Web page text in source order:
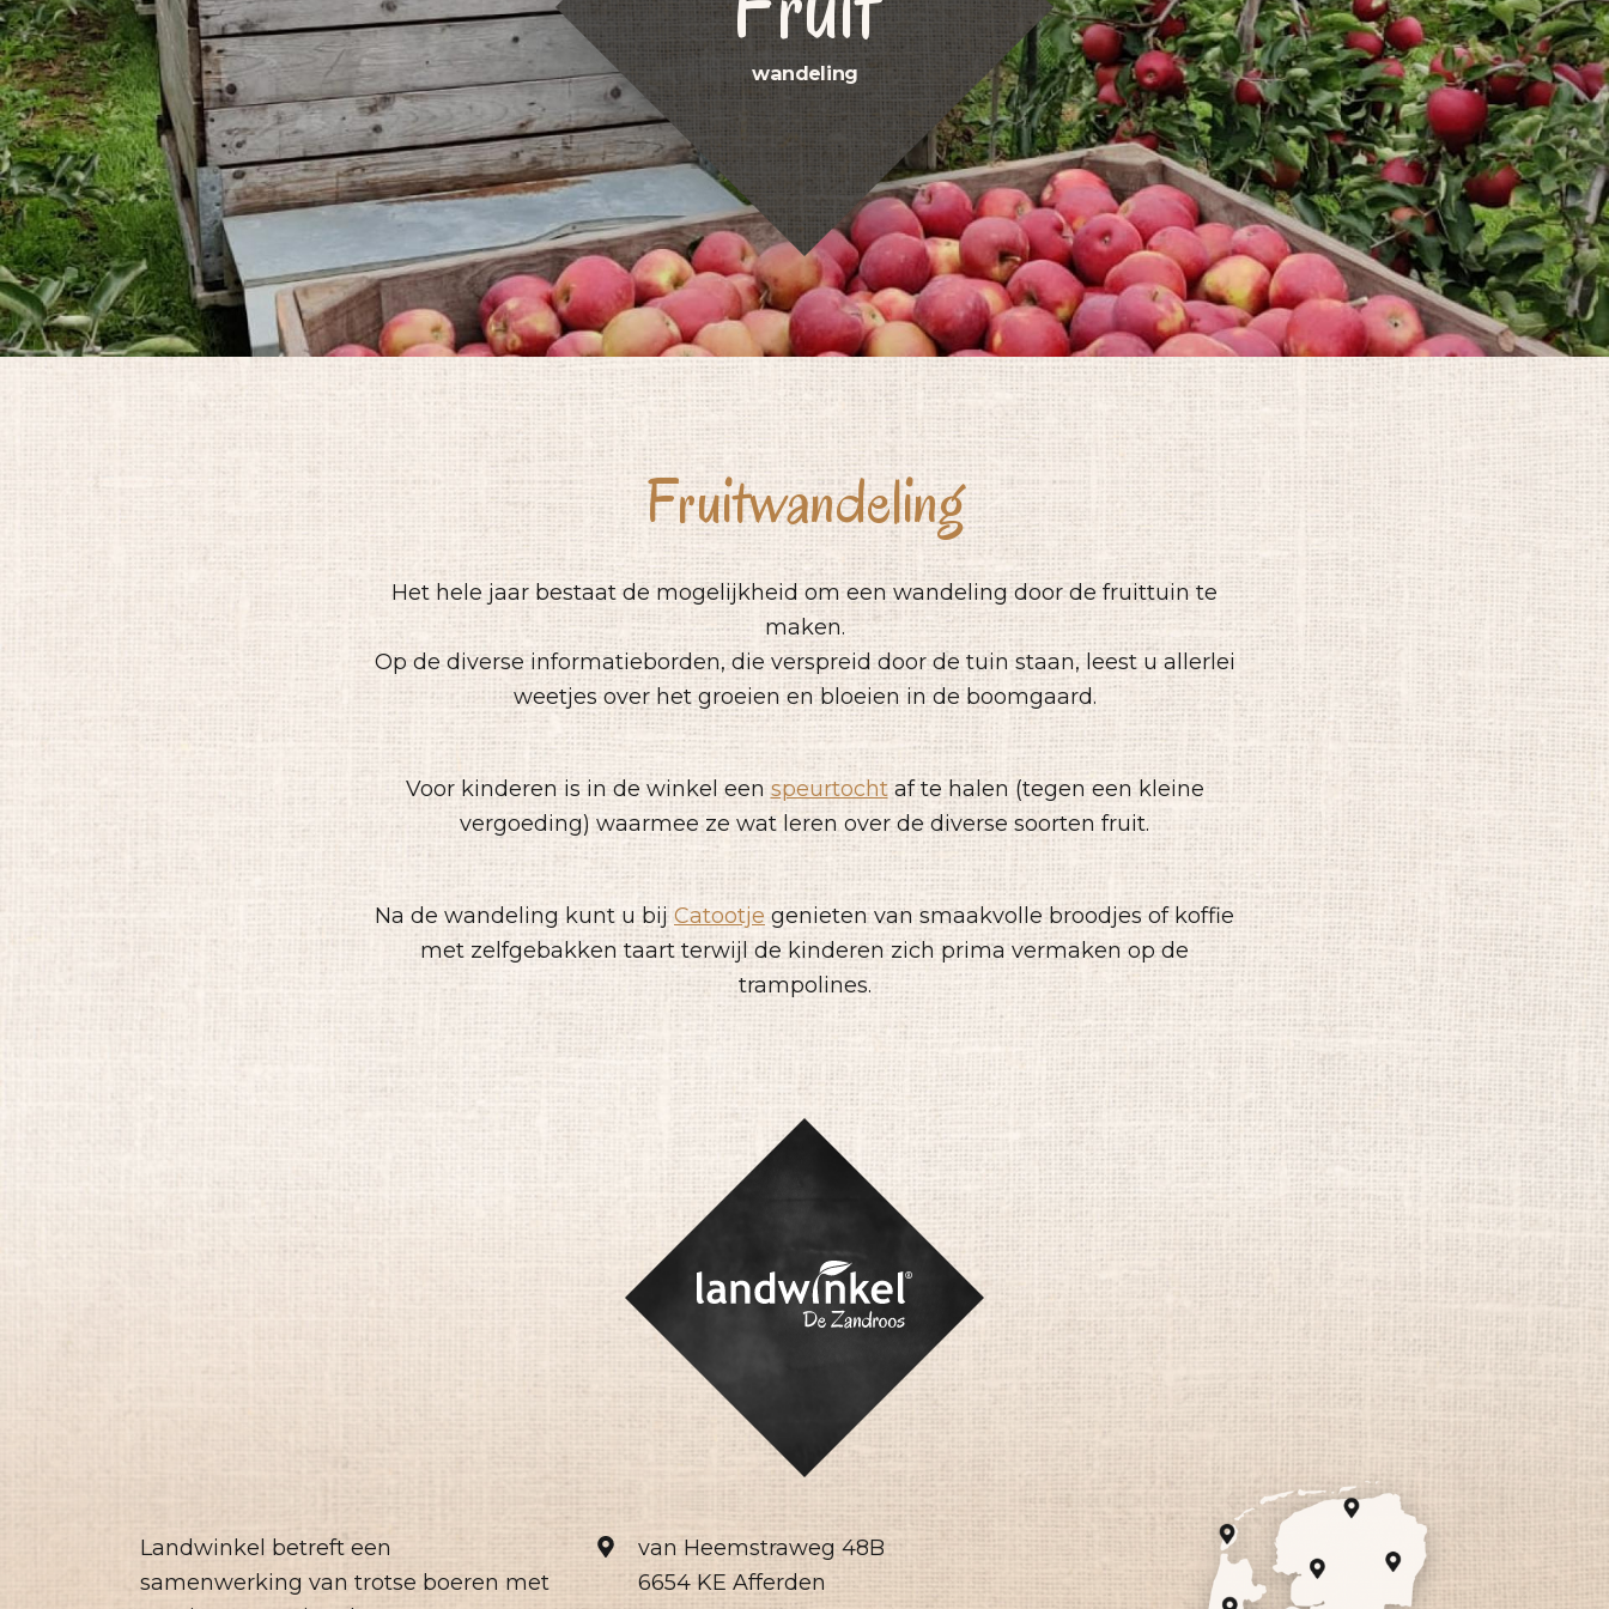
wandeling
Fruitwandeling
Het hele jaar bestaat de mogelijkheid om een wandeling door de fruittuin te
maken.
Op de diverse informatieborden, die verspreid door de tuin staan, leest u allerlei
weetjes over het groeien en bloeien in de boomgaard.
Voor kinderen is in de winkel een speurtochtaf te halen (tegen een kleine
vergoeding) waarmee ze wat leren over de diverse soorten fruit.
Na de wandeling kunt u bij Catootje genieten van smaakvolle broodjes of koffie
met zelfgebakken taart terwijl de kinderen zich prima vermaken op de
trampolines.
Landwinkel betreft een
samenwerking van trotse boeren met
van Heemstraweg 48B
6654 KE Afferden